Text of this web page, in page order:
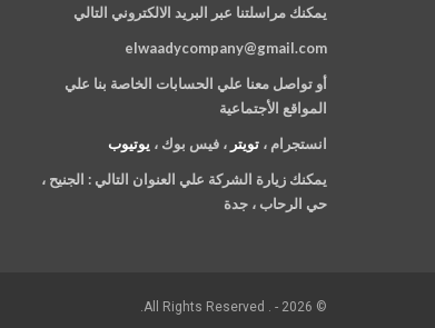
يمكنك مراسلتنا عبر البريد الالكتروني التالي
elwaadycompany@gmail.com
أو تواصل معنا علي الحسابات الخاصة بنا علي
المواقع الأجتماعية
انستجرام ، تويتر ، فيس بوك ، يوتيوب
يمكنك زيارة الشركة علي العنوان التالي : الجنيح ،
حي الرحاب ، جدة
© 2026 - . All Rights Reserved.